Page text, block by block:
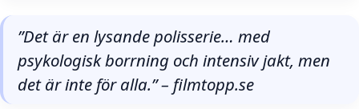
”Det är en lysande polisserie… med
psykologisk borrning och intensiv jakt, men
det är inte för alla.” – filmtopp.se